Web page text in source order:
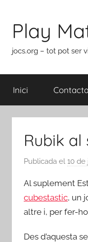
contingut
Play
jocs.org – tot pot ser
Inici
Rubik al
Publicada el 10 de
Al suplement
cubestastic, un
altre i, per fer-
Des d’aquesta